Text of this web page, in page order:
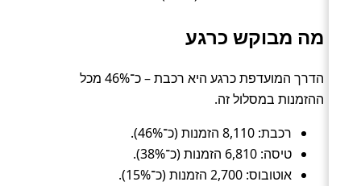
מה מבוקש כרגע
הדרך המועדפת כרגע היא רכבת – כ־46% מכל
ההזמנות במסלול זה.
רכבת: 8,110 הזמנות (כ־46%).
טיסה: 6,810 הזמנות (כ־38%).
אוטובוס: 2,700 הזמנות (כ־15%).